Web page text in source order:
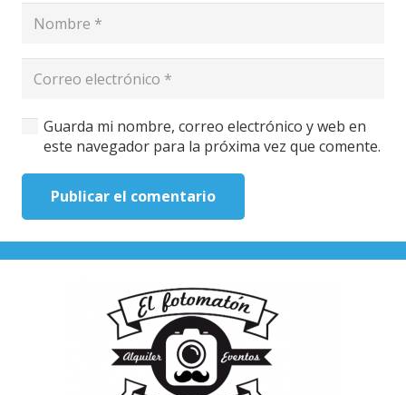
Guarda mi nombre, correo electrónico y web en
este navegador para la próxima vez que comente.
Publicar el comentario